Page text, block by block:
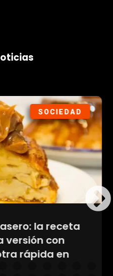
SOCIEDAD
la receta
con
rápida en